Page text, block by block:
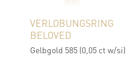
VERLOBUNGSRING
BELOVED
Gelbgold 585 (0,05 ct w/si)